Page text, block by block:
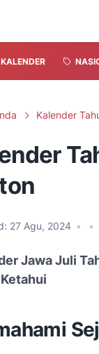
KALENDER
Kalender
27 Agu, 2024 • •
Jawa Juli